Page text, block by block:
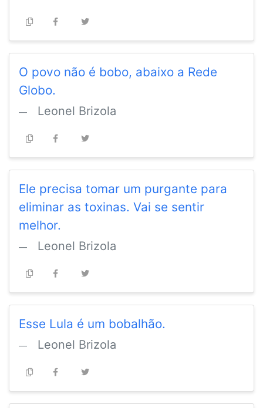
O povo não é bobo, abaixo a Rede
Globo.
Leonel Brizola
Ele precisa tomar um purgante para
eliminar as toxinas. Vai se sentir
melhor.
Leonel Brizola
Esse Lula é um bobalhão.
Leonel Brizola